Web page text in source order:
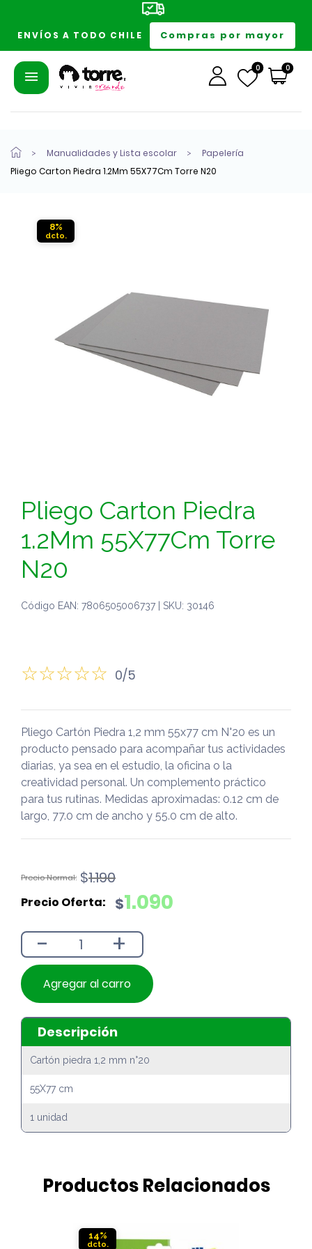
ENVÍOS A TODO CHILE Compras por mayor
0 0
Manualidades y Lista escolar
Papelería
Pliego Carton Piedra 1.2Mm 55X77Cm Torre N20
8%
Pliego Carton Piedra
1.2Mm 55X77Cm Torre
N20
Código EAN: 7806505006737 | SKU: 30146
0/5
Pliego Cartón Piedra 1,2 mm 55x77 cm N°20 es un
producto pensado para acompañar tus actividades
diarias, ya sea en el estudio, la oficina o la
creatividad personal. Un complemento práctico
para tus rutinas. Medidas aproximadas: 0.12 cm de
largo, 77.0 cm de ancho y 55.0 cm de alto.
$1.190
El
original
$1.190.
$1.090
El
actual
$1.090.
- +
Agregar al carro
Descripción
Cartón piedra 1,2 mm n°20
55X77 cm
1 unidad
Productos Relacionados
14%